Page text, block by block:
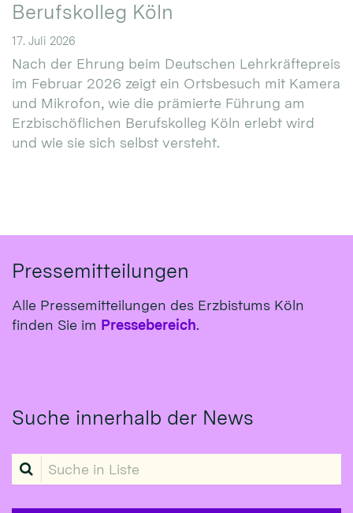
Berufskolleg Köln
17. Juli 2026
Nach der Ehrung beim Deutschen Lehrkräftepreis
im Februar 2026 zeigt ein Ortsbesuch mit Kamera
und Mikrofon, wie die prämierte Führung am
Erzbischöflichen Berufskolleg Köln erlebt wird
und wie sie sich selbst versteht.
Pressemitteilungen
Alle Pressemitteilungen des Erzbistums Köln
finden Sie im Pressebereich.
Suche innerhalb der News
Suche in Liste